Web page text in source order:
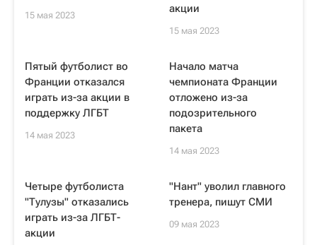
15 мая 2023
акции
15 мая 2023
Пятый футболист во
Франции отказался
играть из-за акции в
поддержку ЛГБТ
14 мая 2023
Начало матча
чемпионата Франции
отложено из-за
подозрительного
пакета
14 мая 2023
Четыре футболиста
"Тулузы" отказались
играть из-за ЛГБТ-
акции
"Нант" уволил главного
тренера, пишут СМИ
09 мая 2023